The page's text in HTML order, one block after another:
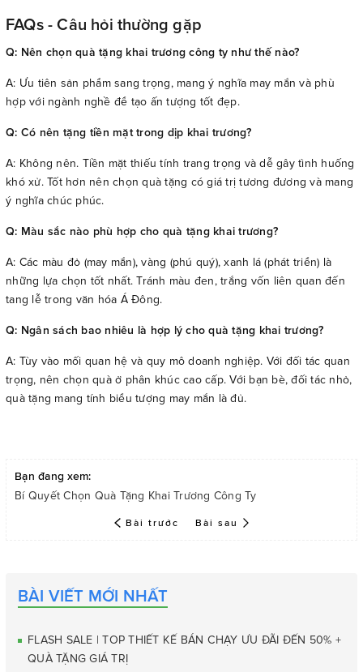
FAQs - Câu hỏi thường gặp
Q: Nên chọn quà tặng khai trương công ty như thế nào?
A: Ưu tiên sản phẩm sang trọng, mang ý nghĩa may mắn và phù
hợp với ngành nghề để tạo ấn tượng tốt đẹp.
Q: Có nên tặng tiền mặt trong dịp khai trương?
A: Không nên. Tiền mặt thiếu tính trang trọng và dễ gây tình huống
khó xử. Tốt hơn nên chọn quà tặng có giá trị tương đương và mang
ý nghĩa chúc phúc.
Q: Màu sắc nào phù hợp cho quà tặng khai trương?
A: Các màu đỏ (may mắn), vàng (phú quý), xanh lá (phát triển) là
những lựa chọn tốt nhất. Tránh màu đen, trắng vốn liên quan đến
tang lễ trong văn hóa Á Đông.
Q: Ngân sách bao nhiêu là hợp lý cho quà tặng khai trương?
A: Tùy vào mối quan hệ và quy mô doanh nghiệp. Với đối tác quan
trọng, nên chọn quà ở phân khúc cao cấp. Với bạn bè, đối tác nhỏ,
quà tặng mang tính biểu tượng may mắn là đủ.
Bạn đang xem:
Bí Quyết Chọn Quà Tặng Khai Trương Công Ty
Bài trước Bài sau
BÀI VIẾT MỚI NHẤT
FLASH SALE | TOP THIẾT KẾ BÁN CHẠY ƯU ĐÃI ĐẾN 50% +
QUÀ TẶNG GIÁ TRỊ